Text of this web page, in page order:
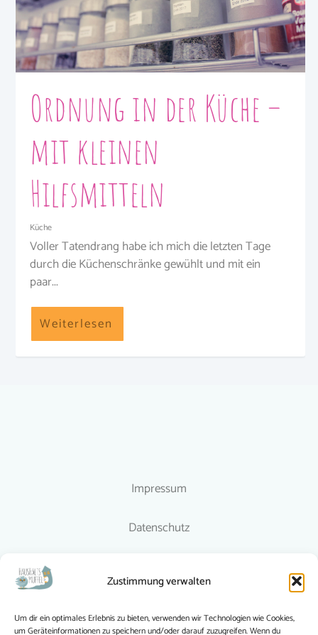
Zustimmung verwalten
Um dir ein optimales Erlebnis zu bieten, verwenden wir Technologien wie Cookies,
um Geräteinformationen zu speichern und/oder darauf zuzugreifen. Wenn du
Ordnung in der Küche –
mit kleinen
Hilfsmitteln
Küche
Voller Tatendrang habe ich mich die letzten Tage
durch die Küchenschränke gewühlt und mit ein
paar...
Weiterlesen
Impressum
Datenschutz